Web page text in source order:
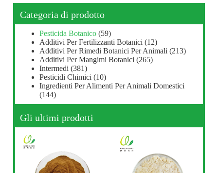
Categoria di prodotto
Pesticida Botanico (59)
Additivi Per Fertilizzanti Botanici (12)
Additivi Per Rimedi Botanici Per Animali (213)
Additivi Per Mangimi Botanici (265)
Intermedi (381)
Pesticidi Chimici (10)
Ingredienti Per Alimenti Per Animali Domestici
(144)
Gli ultimi prodotti